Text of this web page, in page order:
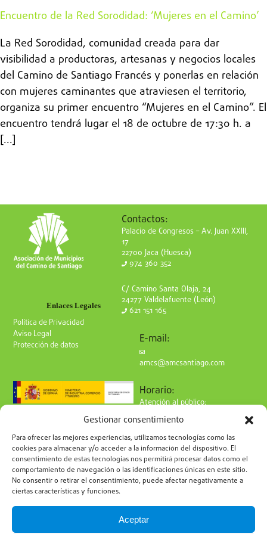
Gestionar consentimiento
Para ofrecer las mejores experiencias, utilizamos tecnologías como las
cookies para almacenar y/o acceder a la información del dispositivo. El
consentimiento de estas tecnologías nos permitirá procesar datos como el
comportamiento de navegación o las identificaciones únicas en este sitio.
No consentir o retirar el consentimiento, puede afectar negativamente a
ciertas características y funciones.
Aceptar
Encuentro de la Red Sorodidad: ‘Mujeres en el Camino’
La Red Sorodidad, comunidad creada para dar
visibilidad a productoras, artesanas y negocios locales
del Camino de Santiago Francés y ponerlas en relación
con mujeres caminantes que atraviesen el territorio,
organiza su primer encuentro “Mujeres en el Camino”. El
encuentro tendrá lugar el 18 de octubre de 17:30 h. a
[...]
Enlaces Legales
Política de Privacidad
Aviso Legal
Protección de datos
Contactos:
Palacio de Congresos – Av. Juan XXIII,
17
22700 Jaca (Huesca)
974 360 352
C/ Camino Santa Olaja, 24
24277 Valdelafuente (León)
621 151 165
E-mail:
amcs@amcsantiago.com
Horario:
Atención al público:
de 9 a 15h
Síguenos en redes:
Suscríbete a nuestro boletín